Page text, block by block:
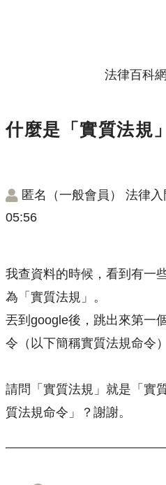
法律百科
什麼是「實質法規
匿名（一般會員） 法律入
05:56
我查資料的時候，看到有一
為「實質法規」。
丟到google後，跳出來第一
令（以下簡稱實質法規命令
請問「實質法規」就是「實
質法規命令」？謝謝。